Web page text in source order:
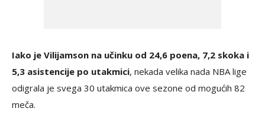
Iako je Vilijamson na učinku od 24,6 poena, 7,2 skoka i
5,3 asistencije po utakmici, nekada velika nada NBA lige
odigrala je svega 30 utakmica ove sezone od mogućih 82
meča.